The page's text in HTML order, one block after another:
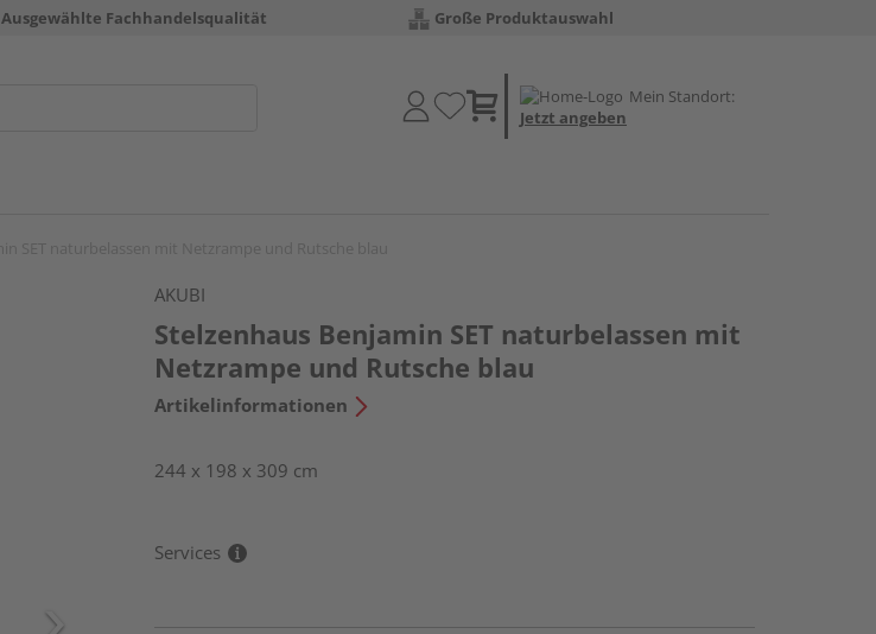
Ausgewählte Fachhandelsqualität Große Produktauswahl
Mein Standort:
Jetzt angeben
AKUBI
Stelzenhaus Benjamin SET naturbelassen mit
Netzrampe und Rutsche blau
Artikelinformationen
244 x 198 x 309 cm
Services